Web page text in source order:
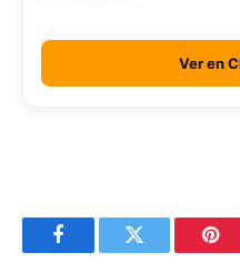
Ver en
FacebookTwitter